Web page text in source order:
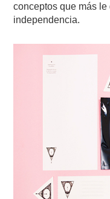
conceptos que más
independencia.